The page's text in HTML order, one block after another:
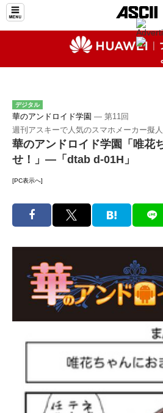
デジタル
華のアンドロイド学園 ― 第11回
週刊アスキーで人気のスマホメーカー擬
華のアンドロイド学園「唯花
せ！」―「dtab d-01H」
[PC表示へ]